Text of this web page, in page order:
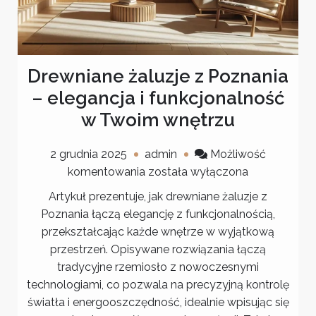
Drewniane żaluzje z Poznania
– elegancja i funkcjonalność
w Twoim wnętrzu
2 grudnia 2025 admin
Możliwość
komentowania Drewniane
z
Poznania
funkcjonalność
została wyłączona
Artykuł prezentuje, jak drewniane żaluzje z
Poznania łączą elegancję z funkcjonalnością,
przekształcając każde wnętrze w wyjątkową
przestrzeń. Opisywane rozwiązania łączą
tradycyjne rzemiosło z nowoczesnymi
technologiami, co pozwala na precyzyjną kontrolę
światła i energooszczędność, idealnie wpisując się